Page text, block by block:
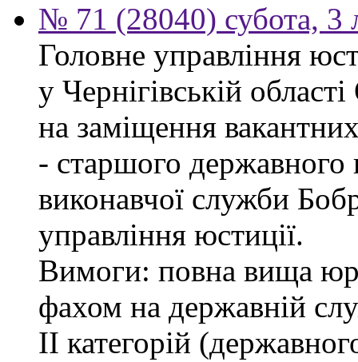
№ 71 (28040) субота, 3
Головне управління
у Чернігівській
на заміщення
- старшого державного
виконавчої служби
управління юстиції.
Вимоги: повна вища
фахом на державній
II категорій